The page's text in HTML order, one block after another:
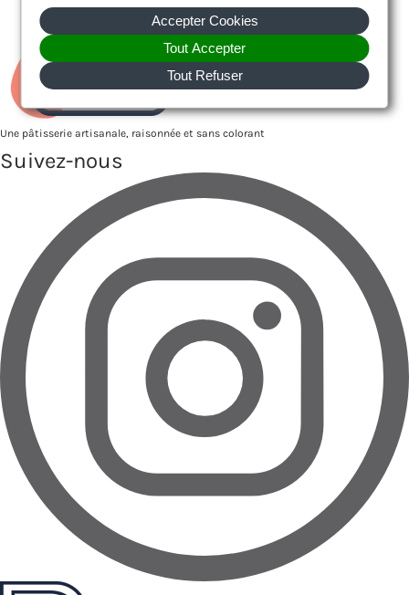
Une pâtisserie artisanale, raisonnée et sans colorant
Suivez-nous
Accepter Cookies
Tout Accepter
Tout Refuser